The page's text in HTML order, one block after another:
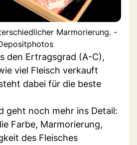
Marmorierung. -
den Ertragsgrad (A-C),
viel Fleisch verkauft
dabei für die beste
geht noch mehr ins Detail:
Farbe, Marmorierung,
des Fleisches